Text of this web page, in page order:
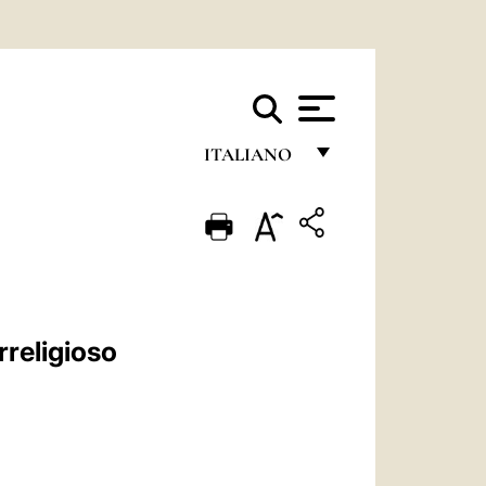
ITALIANO
ENGLISH